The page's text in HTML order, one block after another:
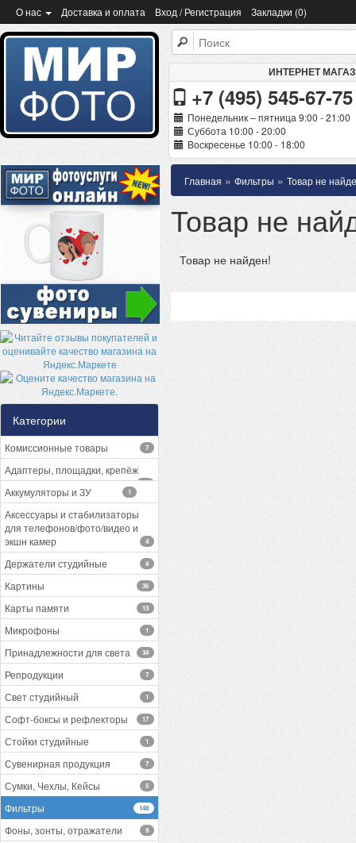
О нас Доставка и оплата Вход / Регистрация Закладки (0)
ИНТЕРНЕТ
+7 (495) 545-67-75
Понедельник – пятница 9:00 - 21:00
Суббота 10:00 - 20:00
Воскресенье 10:00 - 18:00
Категории
Комиссионные товары 7
Адаптеры, площадки, крепёж
13
Аккумуляторы и ЗУ 1
Аксессуары и стабилизаторы
для телефонов/фото/видео и
экшн камер
4
Держатели студийные 4
Картины 36
Карты памяти 13
Микрофоны 1
Принадлежности для света 34
Репродукции 7
Свет студийный 1
Софт-боксы и рефлекторы 17
Стойки студийные 1
Сувенирная продукция 7
Сумки, Чехлы, Кейсы 5
Фильтры 148
Фоны, зонты, отражатели 9
Главная » Фильтры » Товар не
Товар не
Товар не найден!